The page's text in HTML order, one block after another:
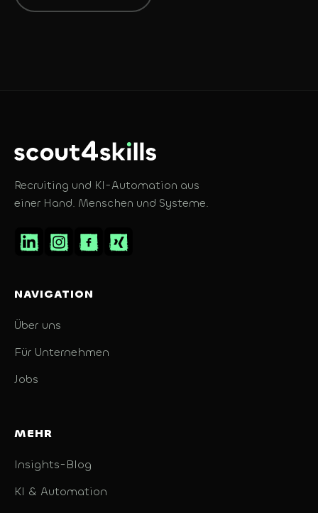
Recruiting und KI-Automation aus
einer Hand. Menschen und Systeme.
NAVIGATION
Über uns
Für Unternehmen
Jobs
MEHR
Insights-Blog
KI & Automation